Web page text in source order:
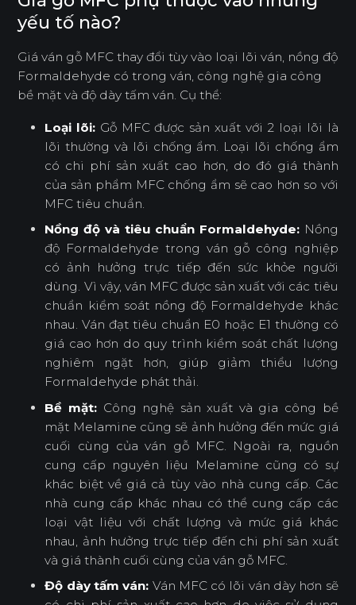
yếu tố nào?
Giá ván gỗ MFC thay đổi tùy vào loại lõi ván, nồng độ
Formaldehyde có trong ván, công nghệ gia công
bề mặt và độ dày tấm ván. Cụ thể:
Loại lõi: Gỗ MFC được sản xuất với 2 loại lõi là
lõi thường và lõi chống ẩm. Loại lõi chống ẩm
có chi phí sản xuất cao hơn, do đó giá thành
của sản phẩm MFC chống ẩm sẽ cao hơn so với
MFC tiêu chuẩn.
Nồng độ và tiêu chuẩn Formaldehyde:Nồng
độ Formaldehyde trong ván gỗ công nghiệp
có ảnh hưởng trực tiếp đến sức khỏe người
dùng. Vì vậy, ván MFC được sản xuất với các tiêu
chuẩn kiểm soát nồng độ Formaldehyde khác
nhau. Ván đạt tiêu chuẩn E0 hoặc E1 thường có
giá cao hơn do quy trình kiểm soát chất lượng
nghiêm ngặt hơn, giúp giảm thiểu lượng
Formaldehyde phát thải.
Bề mặt: Công nghệ sản xuất và gia công bề
mặt Melamine cũng sẽ ảnh hưởng đến mức giá
cuối cùng của ván gỗ MFC. Ngoài ra, nguồn
cung cấp nguyên liệu Melamine cũng có sự
khác biệt về giá cả tùy vào nhà cung cấp. Các
nhà cung cấp khác nhau có thể cung cấp các
loại vật liệu với chất lượng và mức giá khác
nhau, ảnh hưởng trực tiếp đến chi phí sản xuất
và giá thành cuối cùng của ván gỗ MFC.
Độ dày tấm ván: Ván MFC có lõi ván dày hơn sẽ